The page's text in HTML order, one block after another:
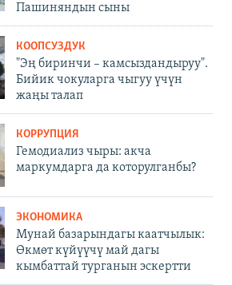
Пашиняндын сыны
КООПСУЗДУК
"Эң биринчи – камсыздандыруу".
Бийик чокуларга чыгуу үчүн
жаңы талап
КОРРУПЦИЯ
Гемодиализ чыры: акча
маркумдарга да которулганбы?
ЭКОНОМИКА
Мунай базарындагы каатчылык:
Өкмөт күйүүчү май дагы
кымбаттай турганын эскертти